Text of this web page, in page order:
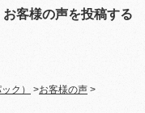
お客様の声を投稿する
ク） >お客様の声 >